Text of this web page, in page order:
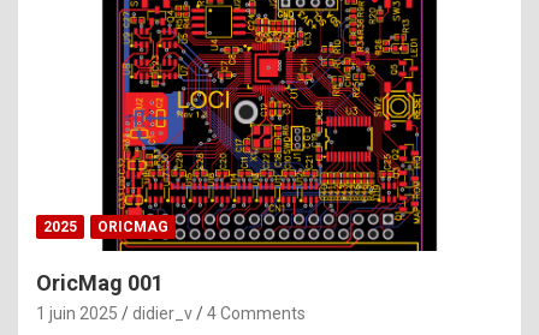
e
s
t
p
h
o
n
y
2025 ORICMAG
OricMag 001
1 juin 2025 didier_v 4 Comments